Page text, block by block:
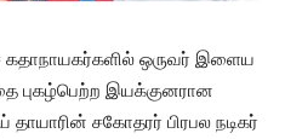
கதாநாயகர்களில் ஒருவர் இளைய
புகழ்பெற்ற இயக்குனரான
சகோதரர் பிரபல நடிகர்